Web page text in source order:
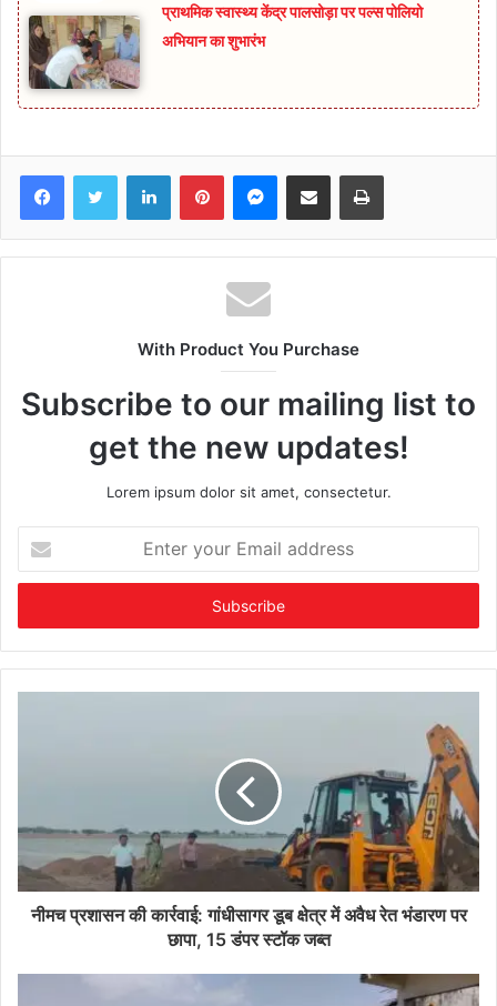
प्राथमिक स्वास्थ्य केंद्र पालसोड़ा पर पल्स पोलियो
अभियान का शुभारंभ
FacebookTwitter LinkedInPinterestMessenger
Share via Email Print
With Product You Purchase
Subscribe to our mailing list to
get the new updates!
Lorem ipsum dolor sit amet, consectetur.
your
Email
नीमच प्रशासन की कार्रवाई: गांधीसागर डूब क्षेत्र में अवैध रेत भंडारण पर
छापा, 15 डंपर स्टॉक जब्त